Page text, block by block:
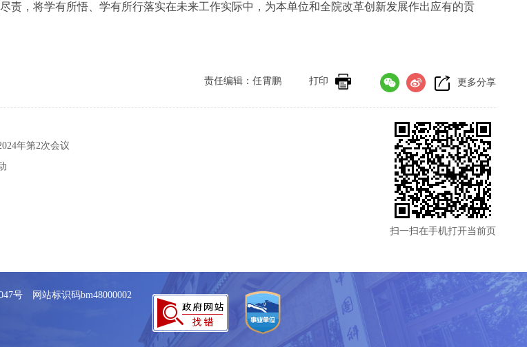
责，将学有所悟、学有所行落实在未来工作实际中，为本单位和全院改革创新发展作出应有的贡
更多分享
打印
责任编辑：任霄鹏
年第2次会议
扫一扫在手机打开当前页
号 网站标识码bm48000002